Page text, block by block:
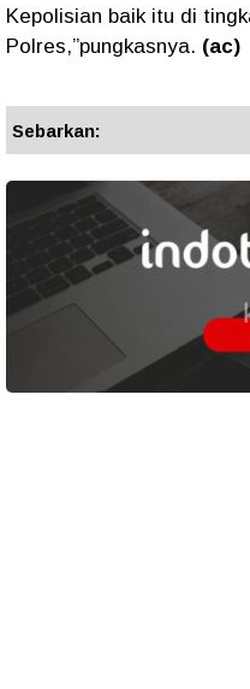
Kepolisian baik itu di
Polres,”pungkasnya. (ac)
Sebarkan: